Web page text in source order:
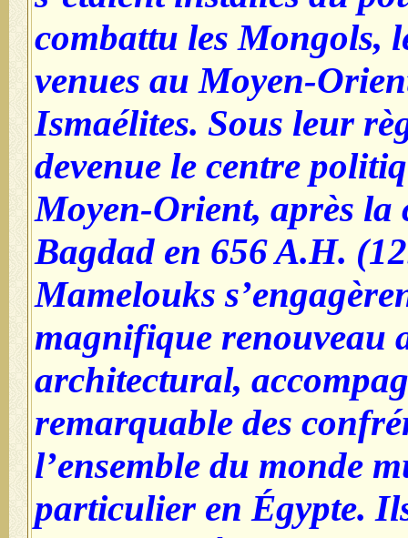
combattu les Mongols,
venues au Moyen-
Ismaélites. Sous leur
devenue le centre
Moyen-Orient, après
Bagdad en 656 A.H.
Mamelouks
magnifique renouveau
architectural,
remarquable des
l’ensemble du monde
particulier en Égypte.